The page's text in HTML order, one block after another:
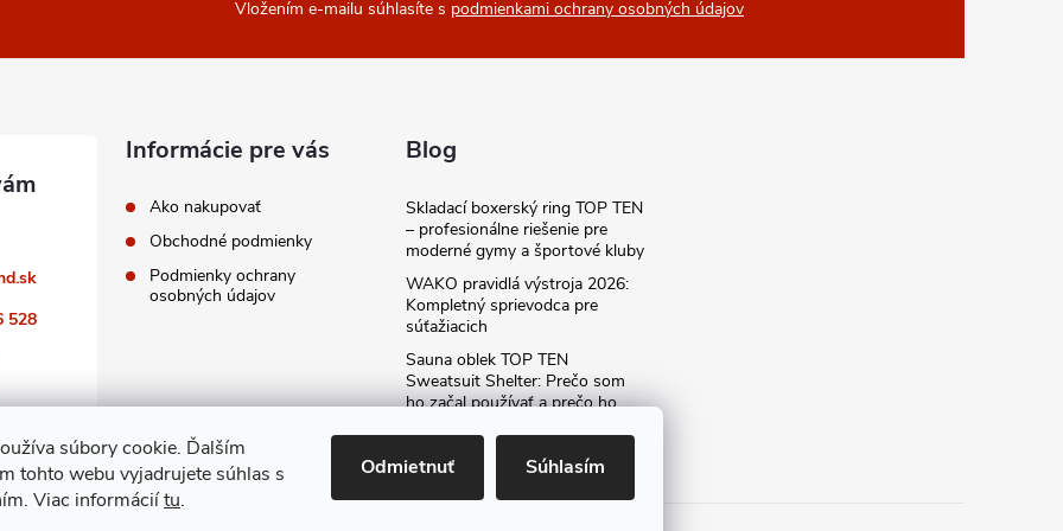
súbory cookie. Ďalším
tohto webu vyjadrujete súhlas s
Viac informáciítu.
Odmietnuť Súhlasím
Vložením e-mailu súhlasíte s podmienkami ochrany osobných údajov
528
Informácie pre vás
Ako nakupovať
Obchodné podmienky
Podmienky ochrany
osobných údajov
Blog
Skladací boxerský ring TOP TEN
– profesionálne riešenie pre
moderné gymy a športové kluby
WAKO pravidlá výstroja 2026:
Kompletný sprievodca pre
súťažiacich
Sauna oblek TOP TEN
Sweatsuit Shelter: Prečo som
ho začal používať a prečo ho
Archív